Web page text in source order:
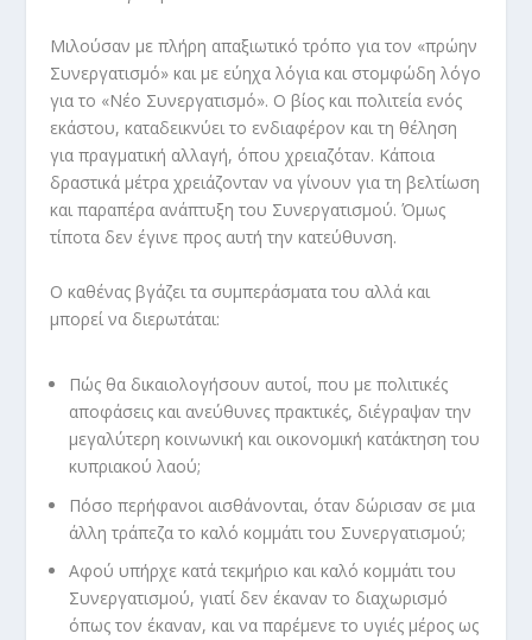
Μιλούσαν με πλήρη απαξιωτικό τρόπο για τον «πρώην
Συνεργατισμό» και με εύηχα λόγια και στομφώδη λόγο
για το «Νέο Συνεργατισμό». Ο βίος και πολιτεία ενός
εκάστου, καταδεικνύει το ενδιαφέρον και τη θέληση
για πραγματική αλλαγή, όπου χρειαζόταν. Κάποια
δραστικά μέτρα χρειάζονταν να γίνουν για τη βελτίωση
και παραπέρα ανάπτυξη του Συνεργατισμού. Όμως
τίποτα δεν έγινε προς αυτή την κατεύθυνση.
Ο καθένας βγάζει τα συμπεράσματα του αλλά και
μπορεί να διερωτάται:
Πώς θα δικαιολογήσουν αυτοί, που με πολιτικές
αποφάσεις και ανεύθυνες πρακτικές, διέγραψαν την
μεγαλύτερη κοινωνική και οικονομική κατάκτηση του
κυπριακού λαού;
Πόσο περήφανοι αισθάνονται, όταν δώρισαν σε μια
άλλη τράπεζα το καλό κομμάτι του Συνεργατισμού;
Αφού υπήρχε κατά τεκμήριο και καλό κομμάτι του
Συνεργατισμού, γιατί δεν έκαναν το διαχωρισμό
όπως τον έκαναν, και να παρέμενε το υγιές μέρος ως